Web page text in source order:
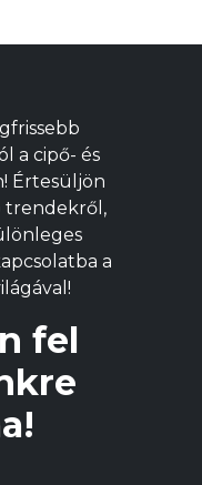
a cipő- és
Értesüljön
trendekről,
a
fel